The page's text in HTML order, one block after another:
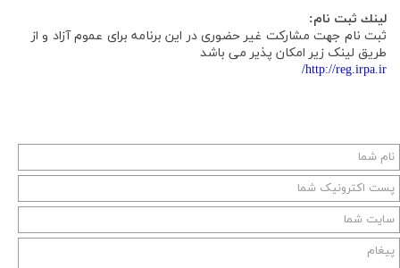
لينك ثبت نام:
ثبت نام جهت مشارکت غیر حضوری در این برنامه برای عموم آزاد و از
طریق لینک زیر امکان پذیر می باشد
http://reg.irpa.ir/